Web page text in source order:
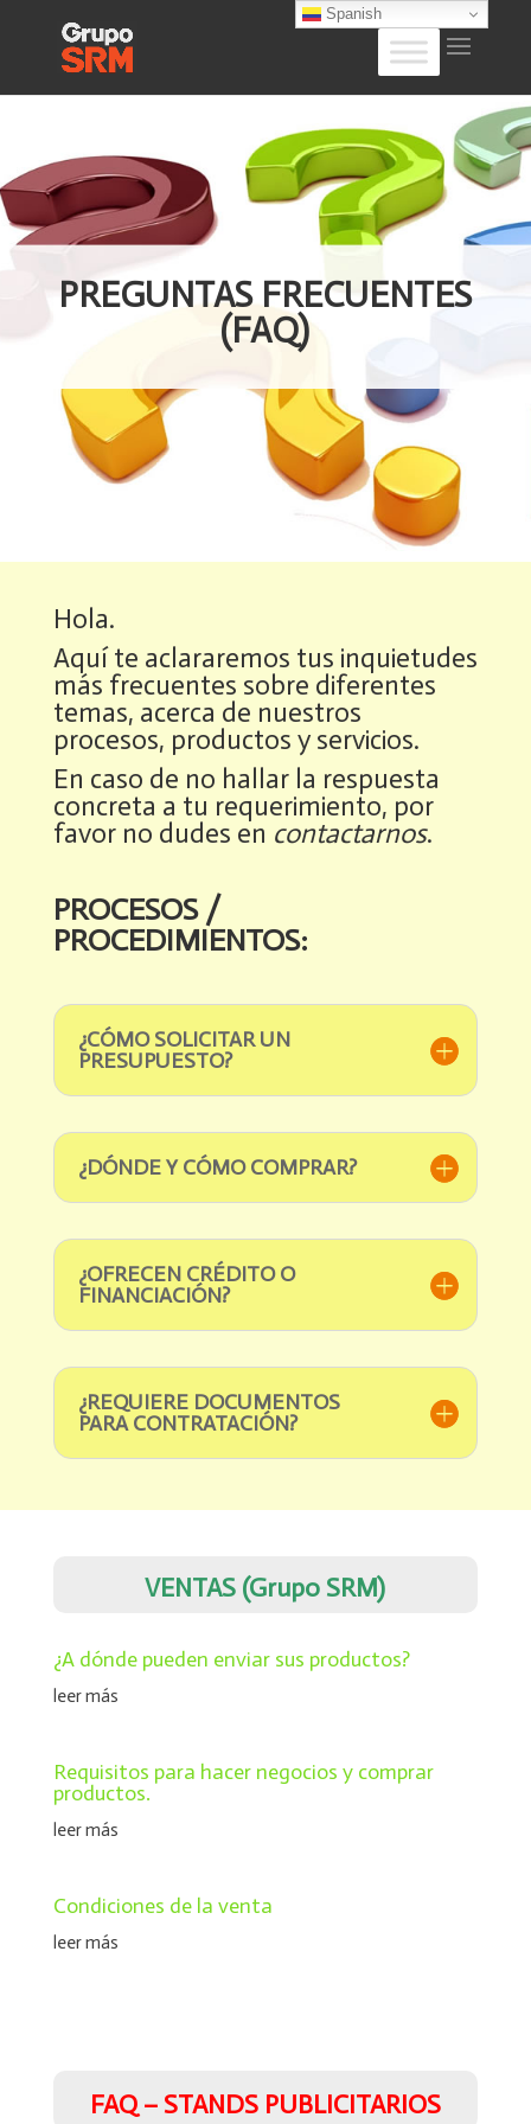
PREGUNTAS FRECUENTES
(FAQ)
Hola.
Aquí te aclararemos tus inquietudes
más frecuentes sobre diferentes
temas, acerca de nuestros
procesos, productos y servicios.
En caso de no hallar la respuesta
concreta a tu requerimiento, por
favor no dudes en contactarnos.
PROCESOS /
PROCEDIMIENTOS:
¿CÓMO SOLICITAR UN
PRESUPUESTO?
¿DÓNDE Y CÓMO COMPRAR?
¿OFRECEN CRÉDITO O
FINANCIACIÓN?
¿REQUIERE DOCUMENTOS
PARA CONTRATACIÓN?
VENTAS (Grupo SRM)
¿A dónde pueden enviar sus productos?
leer más
Requisitos para hacer negocios y comprar
productos.
leer más
Condiciones de la venta
leer más
FAQ – STANDS PUBLICITARIOS
Spanish
Chat Grupo SRM